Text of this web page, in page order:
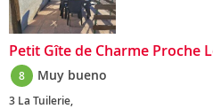
Petit Gîte de Charme Proche
8 Muy bueno
3 La Tuilerie,